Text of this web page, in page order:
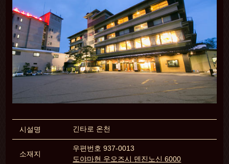
시설명 긴타로 온천
소재지
우편번호 937-0013
도야마현 우오즈시 덴진노신 6000